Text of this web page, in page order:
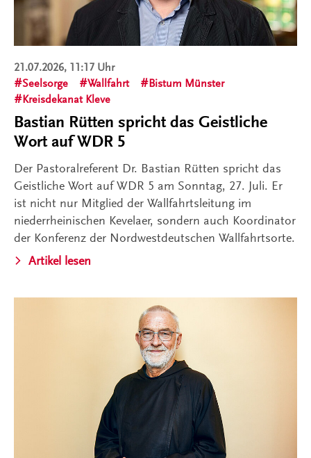
21.07.2026, 11:17 Uhr
Seelsorge
Wallfahrt
Bistum Münster
Kreisdekanat Kleve
Bastian Rütten spricht das Geistliche
Wort auf WDR 5
Der Pastoralreferent Dr. Bastian Rütten spricht das
Geistliche Wort auf WDR 5 am Sonntag, 27. Juli. Er
ist nicht nur Mitglied der Wallfahrtsleitung im
niederrheinischen Kevelaer, sondern auch Koordinator
der Konferenz der Nordwestdeutschen Wallfahrtsorte.
Artikel lesen